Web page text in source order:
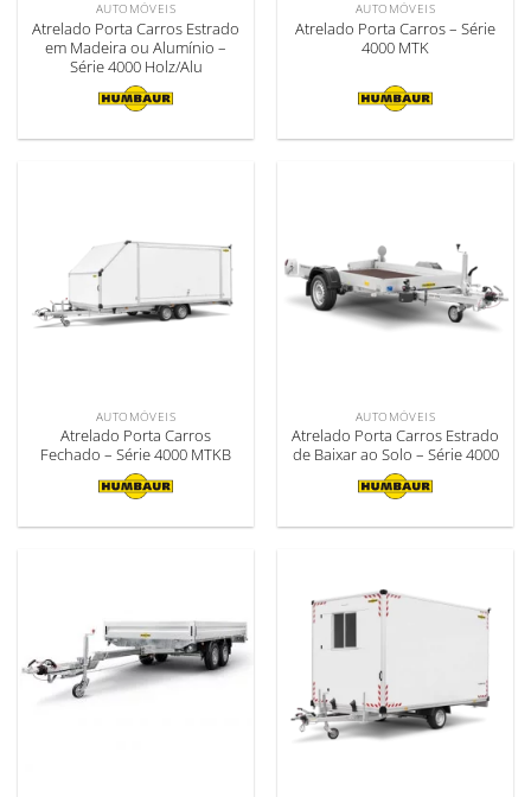
AUTOMÓVEIS
Atrelado Porta Carros Estrado
em Madeira ou Alumínio –
Série 4000 Holz/Alu
AUTOMÓVEIS
Atrelado Porta Carros – Série
4000 MTK
AUTOMÓVEIS
Atrelado Porta Carros
Fechado – Série 4000 MTKB
AUTOMÓVEIS
Atrelado Porta Carros Estrado
de Baixar ao Solo – Série 4000